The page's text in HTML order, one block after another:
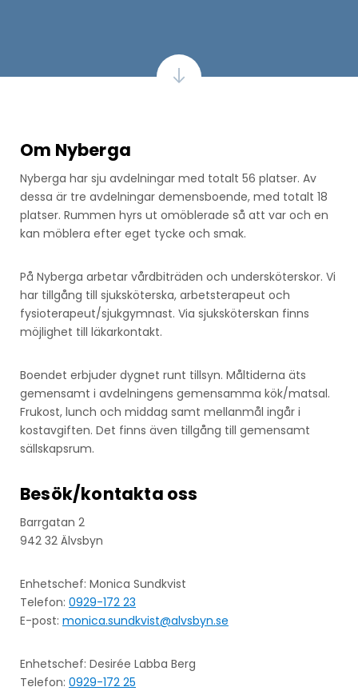
Om Nyberga
Nyberga har sju avdelningar med totalt 56 platser. Av
dessa är tre avdelningar demensboende, med totalt 18
platser. Rummen hyrs ut omöblerade så att var och en
kan möblera efter eget tycke och smak.
På Nyberga arbetar vårdbiträden och undersköterskor. Vi
har tillgång till sjuksköterska, arbetsterapeut och
fysioterapeut/sjukgymnast. Via sjuksköterskan finns
möjlighet till läkarkontakt.
Boendet erbjuder dygnet runt tillsyn. Måltiderna äts
gemensamt i avdelningens gemensamma kök/matsal.
Frukost, lunch och middag samt mellanmål ingår i
kostavgiften. Det finns även tillgång till gemensamt
sällskapsrum.
Besök/kontakta oss
Barrgatan 2
942 32 Älvsbyn
Enhetschef: Monica Sundkvist
Telefon: 0929-172 23
E-post: monica.sundkvist@alvsbyn.se
Enhetschef: Desirée Labba Berg
Telefon: 0929-172 25